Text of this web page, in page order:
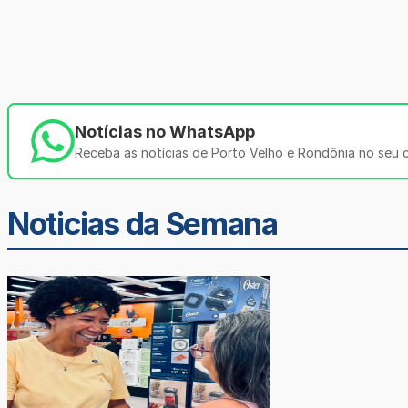
Notícias no WhatsApp
Receba as notícias de Porto Velho e Rondônia no seu
Noticias da Semana